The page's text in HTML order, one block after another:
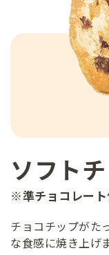
ソフト
※準チョコレート
チョコチップがた
な食感に焼き上げ